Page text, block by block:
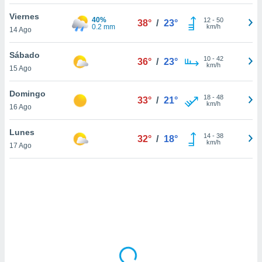
sitio
En
sean
el sitio
ni para
o
Viernes
14 Ago
40%
0.2 mm
38° / 23° 12- 50
km/h
Sábado
15 Ago
36° / 23° 10- 42
km/h
Domingo
16 Ago
33° / 21° 18- 48
km/h
Lunes
17 Ago
32° / 18° 14- 38
km/h